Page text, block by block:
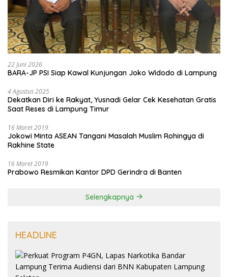
Popular Post
1 9 Agustus 2026 0 Komentar
Danrem 043/Gatam Hadiri Ziarah Dan Bakti Kesehatan
HUT Ke-1 Kodam XXI/Radin Inten
2 16 Maret 2019
Menag Kecam Penembakan di New Zealand: Tak
3 16 Maret 2019 0 Komentar
Bersih-bersih, 60 Warga Tanjung Priok Ikuti Program
4 16 Maret 2019 0 Komentar
2 Hari Hilang, Nelayan Tewas Mengambang di Pantai
5 16 Maret 2019 0 Komentar
POLITIK